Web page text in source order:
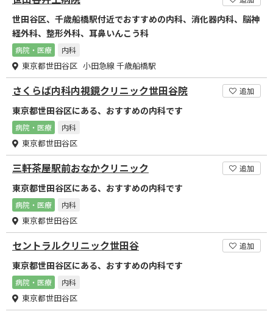
世田谷区、千歳船橋駅付近でおすすめの内科、消化器内科、脳神
経外科、整形外科、耳鼻いんこう科
病院・医療 内科
東京都世田谷区 小田急線 千歳船橋駅
さくらば内科内視鏡クリニック世田谷院 追加
東京都世田谷区にある、おすすめの内科です
病院・医療 内科
東京都世田谷区
三軒茶屋駅前おなかクリニック 追加
東京都世田谷区にある、おすすめの内科です
病院・医療 内科
東京都世田谷区
セントラルクリニック世田谷 追加
東京都世田谷区にある、おすすめの内科です
病院・医療 内科
東京都世田谷区